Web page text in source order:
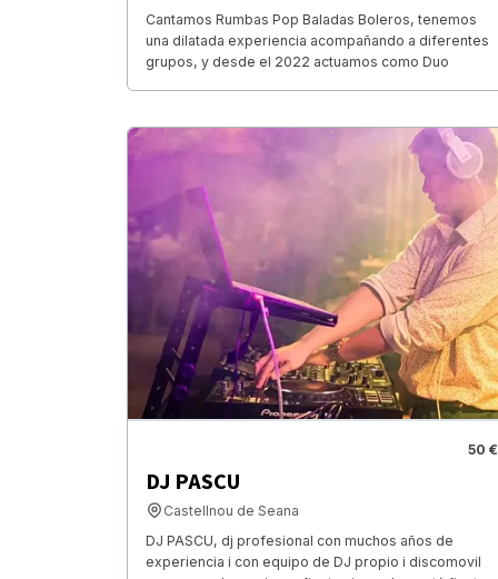
Cantamos Rumbas Pop Baladas Boleros, tenemos
una dilatada experiencia acompañando a diferentes
grupos, y desde el 2022 actuamos como Duo
50 €
DJ PASCU
Castellnou de Seana
DJ PASCU, dj profesional con muchos años de
experiencia i con equipo de DJ propio i discomovil